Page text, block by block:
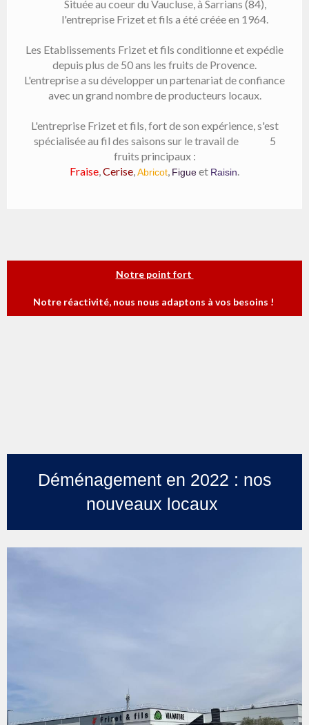
Située au coeur du Vaucluse, à Sarrians (84),
l'entreprise Frizet et fils a été créée en 1964.
Les Etablissements Frizet et fils conditionne et expédie
depuis plus de 50 ans les fruits de Provence.
L'entreprise a su développer un partenariat de confiance
avec un grand nombre de producteurs locaux.
L'entreprise Frizet et fils, fort de son expérience, s'est
spécialisée au fil des saisons sur le travail de 5
fruits principaux :
Fraise,Cerise,Abricot, Figueet Raisin.
Notre point fort
Notre réactivité, nous nous adaptons à vos besoins !
Déménagement en 2022 : nos
nouveaux locaux